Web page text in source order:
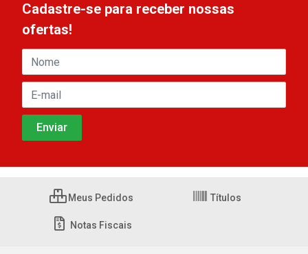
Cadastre-se para receber nossas
ofertas!
Meus Pedidos Títulos
Notas Fiscais